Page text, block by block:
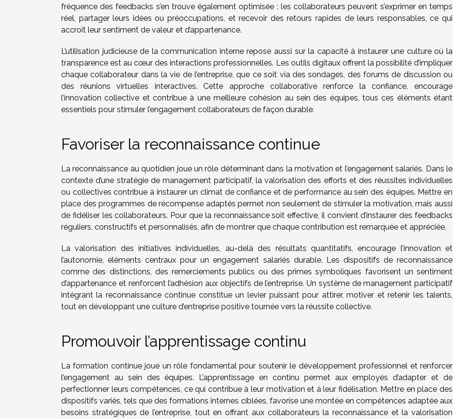
fréquence des feedbacks s’en trouve également optimisée : les collaborateurs peuvent s’exprimer en temps
réel, partager leurs idées ou préoccupations, et recevoir des retours rapides de leurs responsables, ce qui
accroît leur sentiment de valeur et d’appartenance.
L’utilisation judicieuse de la communication interne repose aussi sur la capacité à instaurer une culture où la
transparence est au cœur des interactions professionnelles. Les outils digitaux offrent la possibilité d’impliquer
chaque collaborateur dans la vie de l’entreprise, que ce soit via des sondages, des forums de discussion ou
des réunions virtuelles interactives. Cette approche collaborative renforce la confiance, encourage
l’innovation collective et contribue à une meilleure cohésion au sein des équipes, tous ces éléments étant
essentiels pour stimuler l’engagement collaborateurs de façon durable.
Favoriser la reconnaissance continue
La reconnaissance au quotidien joue un rôle déterminant dans la motivation et l’engagement salariés. Dans le
contexte d’une stratégie de management participatif, la valorisation des efforts et des réussites individuelles
ou collectives contribue à instaurer un climat de confiance et de performance au sein des équipes. Mettre en
place des programmes de récompense adaptés permet non seulement de stimuler la motivation, mais aussi
de fidéliser les collaborateurs. Pour que la reconnaissance soit effective, il convient d’instaurer des feedbacks
réguliers, constructifs et personnalisés, afin de montrer que chaque contribution est remarquée et appréciée.
La valorisation des initiatives individuelles, au-delà des résultats quantitatifs, encourage l’innovation et
l’autonomie, éléments centraux pour un engagement salariés durable. Les dispositifs de reconnaissance
comme des distinctions, des remerciements publics ou des primes symboliques favorisent un sentiment
d’appartenance et renforcent l’adhésion aux objectifs de l’entreprise. Un système de management participatif
intégrant la reconnaissance continue constitue un levier puissant pour attirer, motiver et retenir les talents,
tout en développant une culture d’entreprise positive tournée vers la réussite collective.
Promouvoir l’apprentissage continu
La formation continue joue un rôle fondamental pour soutenir le développement professionnel et renforcer
l’engagement au sein des équipes. L’apprentissage en continu permet aux employés d’adapter et de
perfectionner leurs compétences, ce qui contribue à leur motivation et à leur fidélisation. Mettre en place des
dispositifs variés, tels que des formations internes ciblées, favorise une montée en compétences adaptée aux
besoins stratégiques de l’entreprise, tout en offrant aux collaborateurs la reconnaissance et la valorisation